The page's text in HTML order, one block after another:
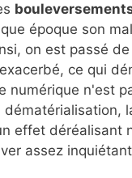
époque son
on est passé
ce qui
numérique n'est
dématérialisation,
effet déréalisant
assez